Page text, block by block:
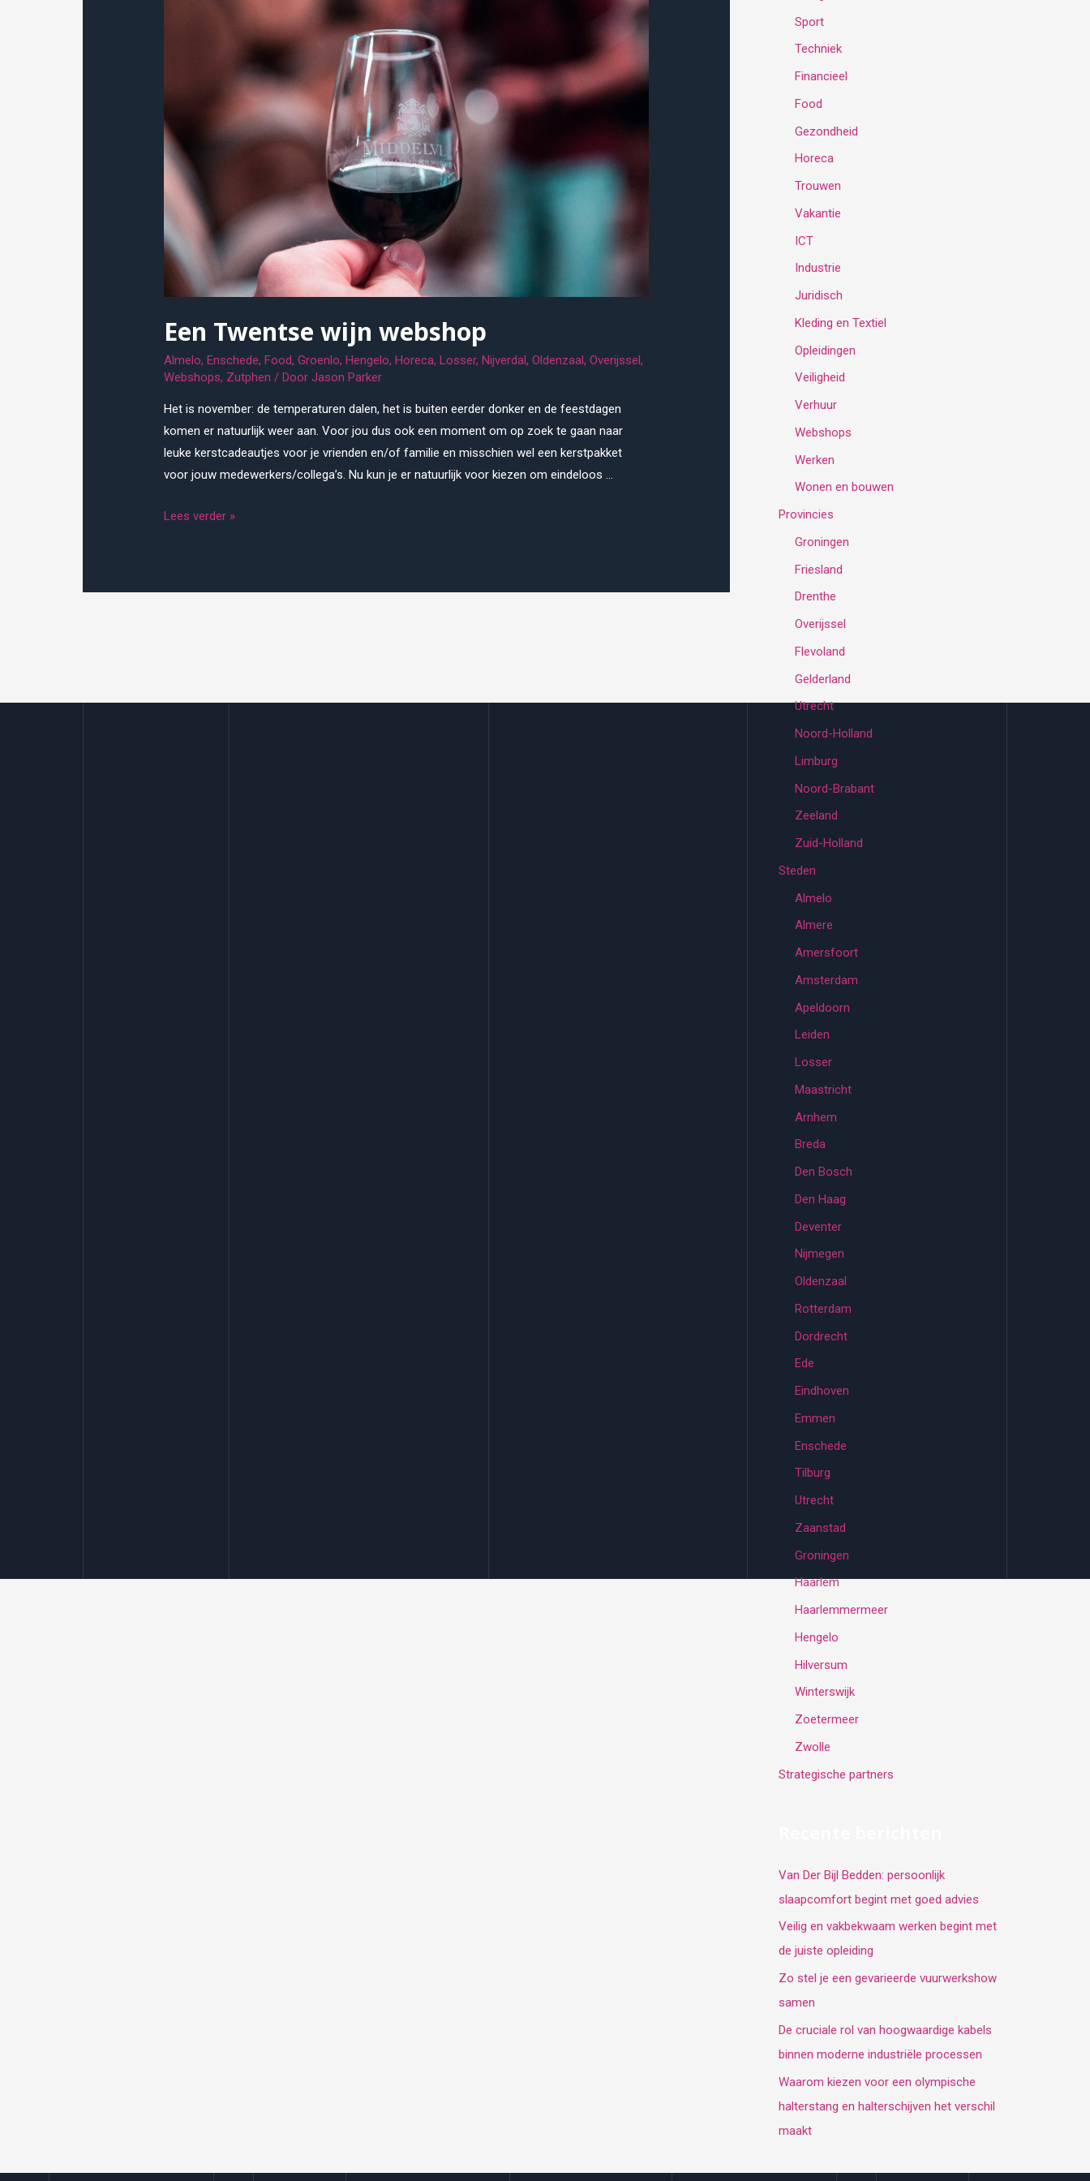
Een Twentse wijn webshop
Almelo,Enschede,Food,Groenlo,Hengelo,Horeca,Losser,Nijverdal,Oldenzaal,Overijssel,
Webshops, Zutphen / DoorJason Parker
Het is november: de temperaturen dalen, het is buiten eerder donker en de feestdagen
komen er natuurlijk weer aan. Voor jou dus ook een moment om op zoek te gaan naar
leuke kerstcadeautjes voor je vrienden en/of familie en misschien wel een kerstpakket
voor jouw medewerkers/collega’s. Nu kun je er natuurlijk voor kiezen om eindeloos …
Een
Lees verder »
Sport
Techniek
Financieel
Food
Gezondheid
Horeca
Trouwen
Vakantie
ICT
Industrie
Juridisch
Kleding en Textiel
Opleidingen
Veiligheid
Verhuur
Webshops
Werken
Wonen en bouwen
Provincies
Groningen
Friesland
Drenthe
Overijssel
Flevoland
Gelderland
Utrecht
Noord-Holland
Limburg
Noord-Brabant
Zeeland
Zuid-Holland
Steden
Almelo
Almere
Amersfoort
Amsterdam
Apeldoorn
Leiden
Losser
Maastricht
Arnhem
Breda
Den Bosch
Den Haag
Deventer
Nijmegen
Oldenzaal
Rotterdam
Dordrecht
Ede
Eindhoven
Emmen
Enschede
Tilburg
Utrecht
Zaanstad
Groningen
Haarlem
Haarlemmermeer
Hengelo
Hilversum
Winterswijk
Zoetermeer
Zwolle
Strategische partners
Van Der Bijl Bedden: persoonlijk
slaapcomfort begint met goed advies
Veilig en vakbekwaam werken begint met
de juiste opleiding
Zo stel je een gevarieerde vuurwerkshow
samen
De cruciale rol van hoogwaardige kabels
binnen moderne industriële processen
Waarom kiezen voor een olympische
halterstang en halterschijven het verschil
maakt